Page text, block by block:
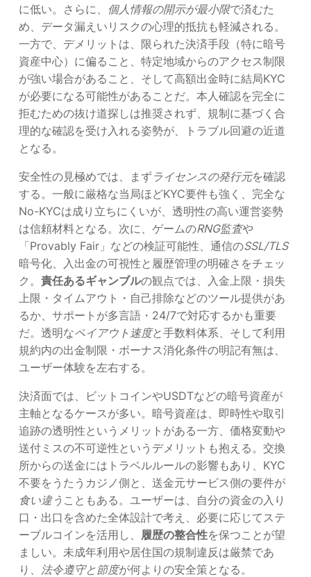
に低い。さらに、 個人情報の開示が最小限で済むた
め、データ漏えいリスクの心理的抵抗も軽減される。
一方で、デメリットは、限られた決済手段（特に暗号
資産中心）に偏ること、特定地域からのアクセス制限
が強い場合があること、そして高額出金時に結局KYC
が必要になる可能性があることだ。本人確認を完全に
拒むための抜け道探しは推奨されず、規制に基づく合
理的な確認を受け入れる姿勢が、トラブル回避の近道
となる。
安全性の見極めでは、まずライセンスの発行元を確認
する。一般に厳格な当局ほどKYC要件も強く、完全な
No-KYCは成り立ちにくいが、透明性の高い運営姿勢
は信頼材料となる。次に、ゲームのRNG監査や
「Provably Fair」などの検証可能性、通信のSSL/TLS
暗号化、入出金の可視性と履歴管理の明確さをチェッ
ク。 責任あるギャンブルの観点では、入金上限・損失
上限・タイムアウト・自己排除などのツール提供があ
るか、サポートが多言語・24/7で対応するかも重要
だ。透明なペイアウト速度と手数料体系、そして利用
規約内の出金制限・ボーナス消化条件の明記有無は、
ユーザー体験を左右する。
決済面では、ビットコインやUSDTなどの暗号資産が
主軸となるケースが多い。暗号資産は、即時性や取引
追跡の透明性というメリットがある一方、価格変動や
送付ミスの不可逆性というデメリットも抱える。交換
所からの送金にはトラベルルールの影響もあり、KYC
不要をうたうカジノ側と、送金元サービス側の要件が
食い違う こともある。ユーザーは、自分の資金の入り
口・出口を含めた全体設計で考え、必要に応じてステ
ーブルコインを活用し、 履歴の整合性を保つことが望
ましい。未成年利用や居住国の規制違反は厳禁であ
り、 法令遵守と節度が何よりの安全策となる。